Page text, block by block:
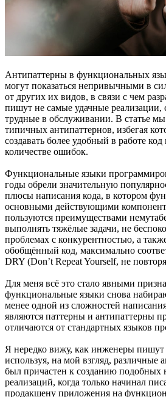
Антипаттерны в функциональных
могут показаться непривычными в
от других их видов, в связи с чем
пишут не самые удачные
трудные в обслуживании. В статье мы
типичных антипаттернов, избегая
создавать более удобный в работе
количестве ошибок.
Функциональные языки
годы обрели значительную
плюсы написания кода, в котором
основными действующими
пользуются преимуществами
выполнять тяжёлые задачи, не
проблемах с конкурентностью, а
обобщённый код, максимально
DRY (Don’t Repeat Yourself, не
Для меня всё это стало явными
функциональные языки снова
менее одной из сложностей
являются паттерны и антипаттерны
отличаются от стандартных языков
Я нередко вижу, как инженеры пишут
используя, на мой взгляд, различные
был причастен к созданию подобных
реализаций, когда только начинал
продакшену приложения на